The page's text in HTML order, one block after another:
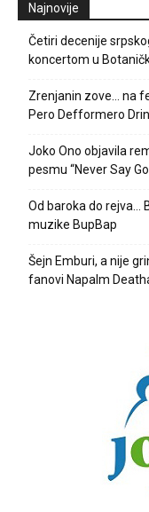
Najnovije
Četiri decenije
koncertom u
Zrenjanin zove… na
Pero Defformero
Joko Ono objavila
pesmu “Never Say
Od baroka do rejva…
muzike BupBap
Šejn Emburi, a nije
fanovi Napalm